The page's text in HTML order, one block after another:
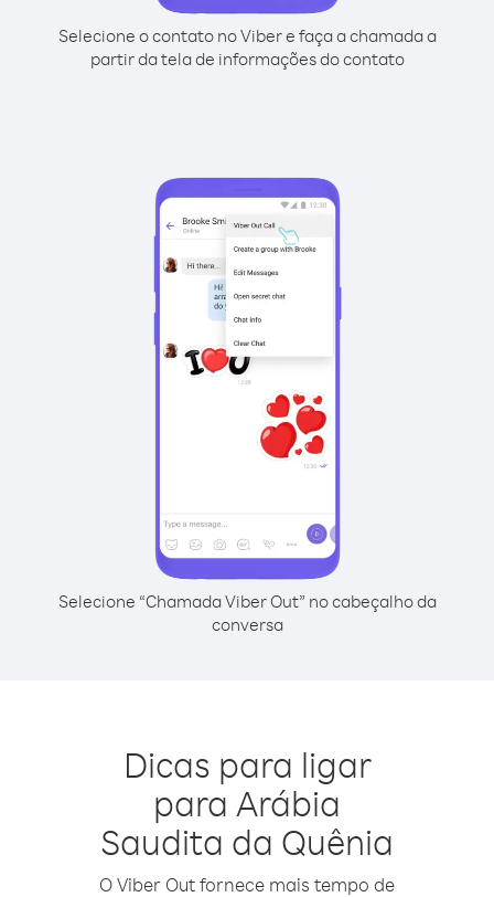
Selecione o contato no Viber e faça a chamada a
partir da tela de informações do contato
Selecione “Chamada Viber Out” no cabeçalho da
conversa
Dicas para ligar
para Arábia
Saudita da Quênia
O Viber Out fornece mais tempo de